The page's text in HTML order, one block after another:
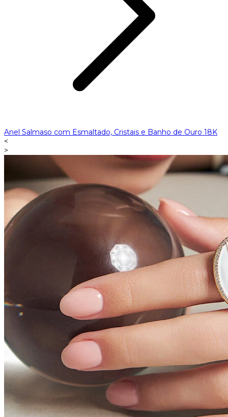
Anel Salmaso com Esmaltado, Cristais e Banho de Ouro 18K
<
>